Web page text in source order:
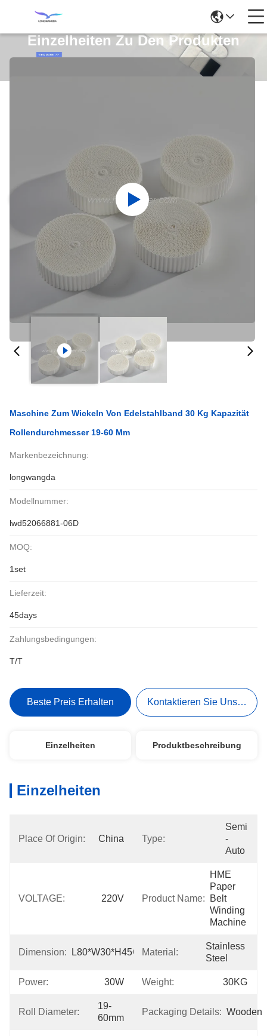
Einzelheiten Zu Den Produkten
Maschine Zum Wickeln Von Edelstahlband 30 Kg Kapazität
Rollendurchmesser 19-60 Mm
Markenbezeichnung:
longwangda
Modellnummer:
lwd52066881-06D
MOQ:
1set
Lieferzeit:
45days
Zahlungsbedingungen:
T/T
Beste Preis Erhalten Kontaktieren Sie Uns Jetzt
Einzelheiten Produktbeschreibung
Einzelheiten
Place Of Origin: China Type:
Semi
-
Auto
VOLTAGE: 220V Product Name:
HME
Paper
Belt
Winding
Machine
Dimension: L80*W30*H45CMMaterial:
Stainless
Steel
Power: 30W Weight: 30KG
Roll Diameter:
19-
60mm
Packaging Details: Wooden